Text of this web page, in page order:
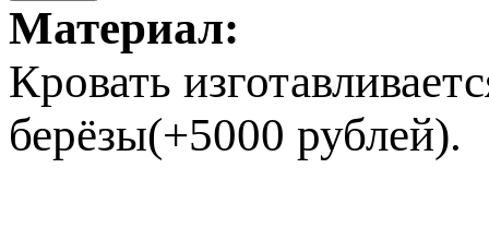
Материал:
Кровать
берёзы(+5000 рублей).